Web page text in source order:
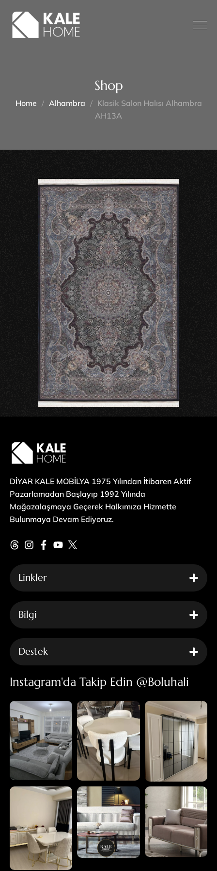
Shop
Home Alhambra
Klasik Salon Halısı Alhambra
AH13A
DİYAR KALE MOBİLYA 1975 Yılından İtibaren Aktif
Pazarlamadan Başlayıp 1992 Yılında
Mağazalaşmaya Geçerek Halkımıza Hizmette
Bulunmaya Devam Ediyoruz.
Linkler
Bilgi
Destek
Instagram'da Takip Edin @boluhali